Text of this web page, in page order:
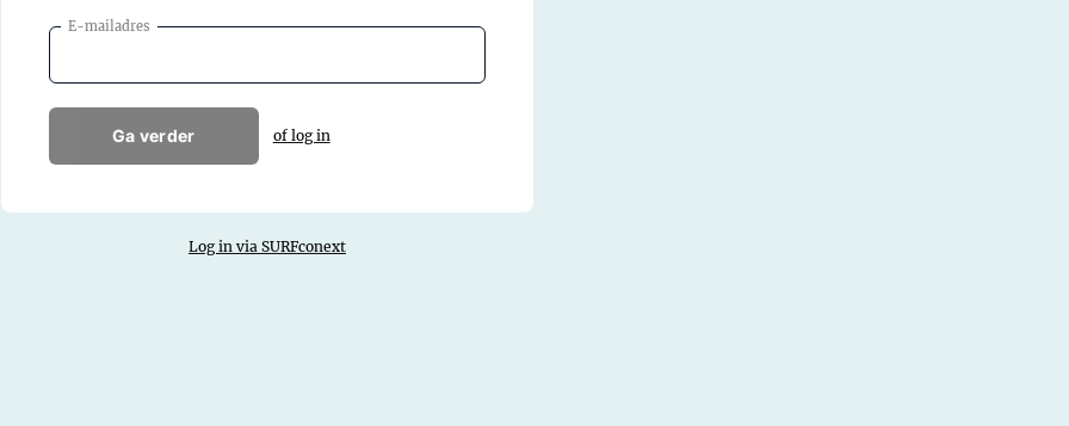
E-mailadres
Ga verder of log in
Log in via SURFconext